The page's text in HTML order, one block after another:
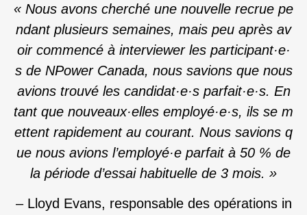
« Nous avons cherché une nouvelle recrue pe
ndant plusieurs semaines, mais peu après av
oir commencé à interviewer les participant·e·
s de NPower Canada, nous savions que nous
avions trouvé les candidat·e·s parfait·e·s. En
tant que nouveaux·elles employé·e·s, ils se m
ettent rapidement au courant. Nous savions q
ue nous avions l’employé·e parfait à 50 % de
la période d’essai habituelle de 3 mois. »
– Lloyd Evans, responsable des opérations in